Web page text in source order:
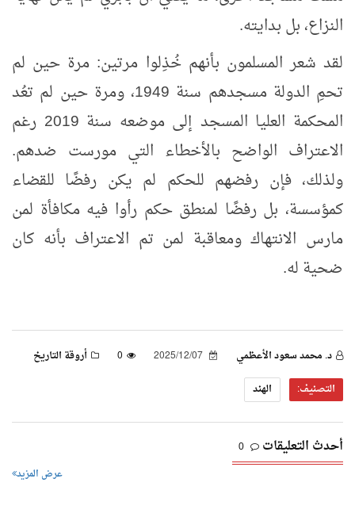
النزاع، بل بدايته.
لقد شعر المسلمون بأنهم خُذِلوا مرتين: مرة حين لم
تحمِ الدولة مسجدهم سنة 1949، ومرة حين لم تعُد
المحكمة العليا المسجد إلى موضعه سنة 2019 رغم
الاعتراف الواضح بالأخطاء التي مورست ضدهم.
ولذلك، فإن رفضهم للحكم لم يكن رفضًا للقضاء
كمؤسسة، بل رفضًا لمنطق حكم رأوا فيه مكافأة لمن
مارس الانتهاك ومعاقبة لمن تم الاعتراف بأنه كان
ضحية له.
د. محمد سعود الأعظمي 0
أروقة التاريخ
التصنيف:
الهند
أحدث التعليقات 0
عرض المزيد